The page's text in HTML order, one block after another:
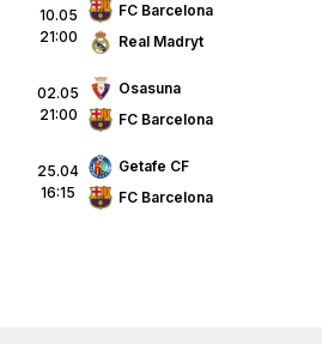
10.05
21:00
FC Barcelona
Real Madryt
02.05
21:00
Osasuna
FC Barcelona
25.04
16:15
Getafe CF
FC Barcelona